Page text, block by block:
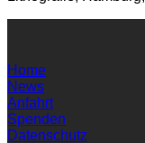
Home
News
Anfahrt
Spenden
Datenschutz